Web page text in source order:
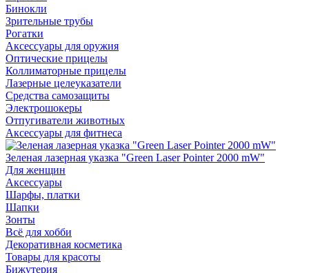
Бинокли
Зрительные трубы
Рогатки
Аксессуары для оружия
Оптические прицелы
Коллиматорные прицелы
Лазерные целеуказатели
Средства самозащиты
Электрошокеры
Отпугиватели животных
Аксессуары для фитнеса
Зеленая лазерная указка "Green Laser Pointer 2000 mW"
Для женщин
Аксессуары
Шарфы, платки
Шапки
Зонты
Всё для хобби
Декоративная косметика
Товары для красоты
Бижутерия